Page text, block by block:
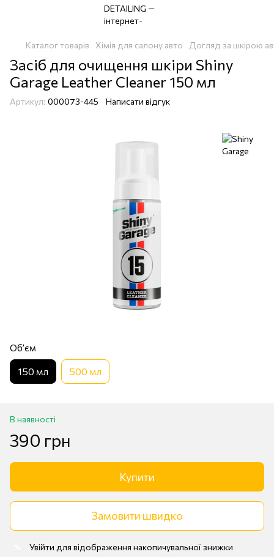
Каталог товарів Хімія для салону авто Догляд за шкірою
Засіб для очищення шкіри Shiny
Garage Leather Cleaner 150 мл
Артикул: 000073-445 Написати відгук
Обʼєм
150 мл 500 мл
В наявності
390 грн
Купити
Замовити швидко
Увійти для відображення накопичувальної знижки